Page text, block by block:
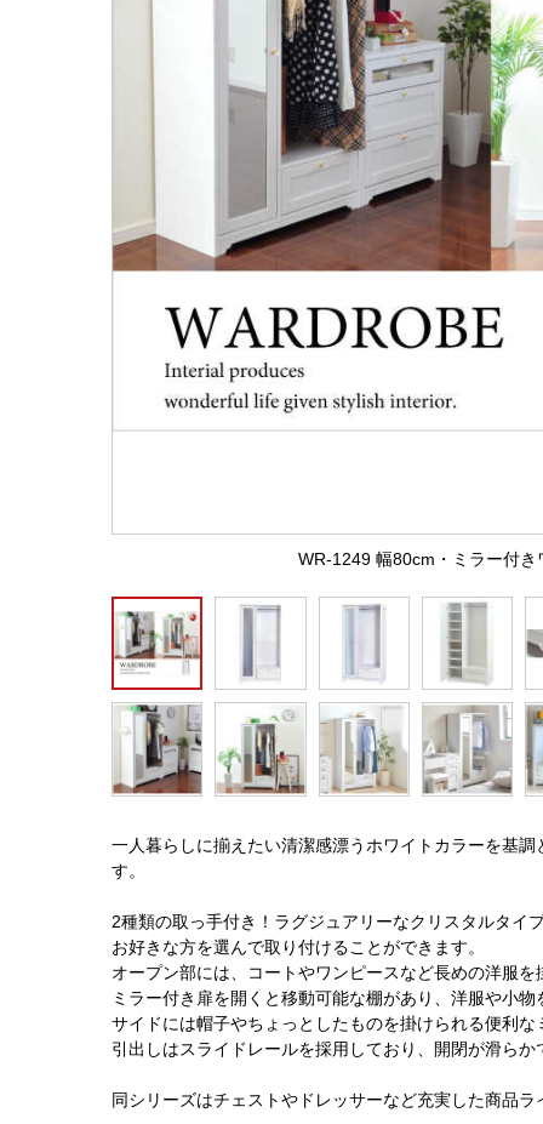
WR-1249 幅80cm・ミラー付
一人暮らしに揃えたい清潔感漂うホワイトカラーを基
す。
2種類の取っ手付き！ラグジュアリーなクリスタルタイ
お好きな方を選んで取り付けることができます。
オープン部には、コートやワンピースなど長めの洋服
ミラー付き扉を開くと移動可能な棚があり、洋服や小
サイドには帽子やちょっとしたものを掛けられる便利な
引出しはスライドレールを採用しており、開閉が滑らか
同シリーズはチェストやドレッサーなど充実した商品